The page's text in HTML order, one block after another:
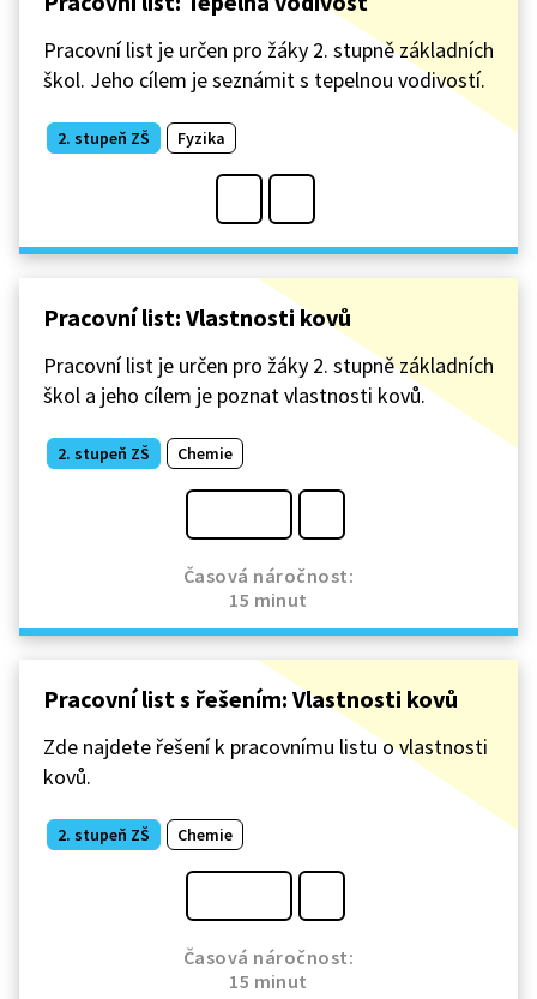
Pracovní list je určen pro žáky 2. stupně základních
škol. Jeho cílem je seznámit s tepelnou vodivostí.
2. stupeň ZŠ Fyzika
Pracovní list: Vlastnosti kovů
Pracovní list je určen pro žáky 2. stupně základních
škol a jeho cílem je poznat vlastnosti kovů.
2. stupeň ZŠ Chemie
Časová náročnost:
15 minut
Pracovní list s řešením: Vlastnosti kovů
Zde najdete řešení k pracovnímu listu o vlastnosti
kovů.
2. stupeň ZŠ Chemie
Časová náročnost:
15 minut